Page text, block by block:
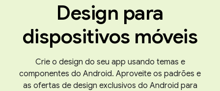
Design para
dispositivos móveis
Crie o design do seu app usando temas e
componentes do Android. Aproveite os padrões e
as ofertas de design exclusivos do Android para